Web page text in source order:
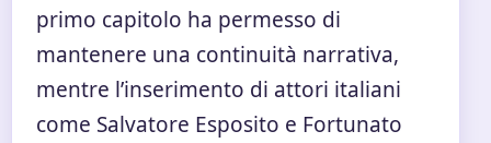
primo capitolo ha permesso di
mantenere una continuità narrativa,
mentre l’inserimento di attori italiani
come Salvatore Esposito e Fortunato